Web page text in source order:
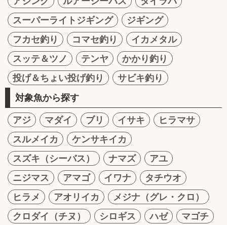
スーパーライトジギング
ジギング
フカセ釣り
コマセ釣り
イカメタル
スッテ＆ツノ
テンヤ
かかり釣り
投げ＆ちょい投げ釣り
サビキ釣り
対象魚から探す
アジ マダイ ブリ イサキ
ヒラマサ
スルメイカ
ケンサキイカ
スズキ（シーバス）
ナマズ
アユ
ニジマス
アマゴ イワナ
タチウオ
ヒラメ
アオリイカ
メジナ（グレ・クロ）
クロダイ（チヌ）
シロギス ハゼ
マゴチ